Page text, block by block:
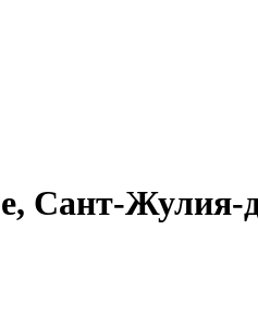
Сант-Жулия-